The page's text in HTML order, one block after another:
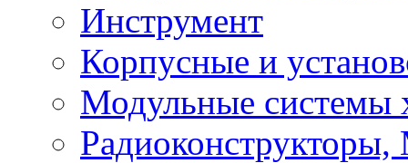
Инструмент
Корпусные и
Модульные системы